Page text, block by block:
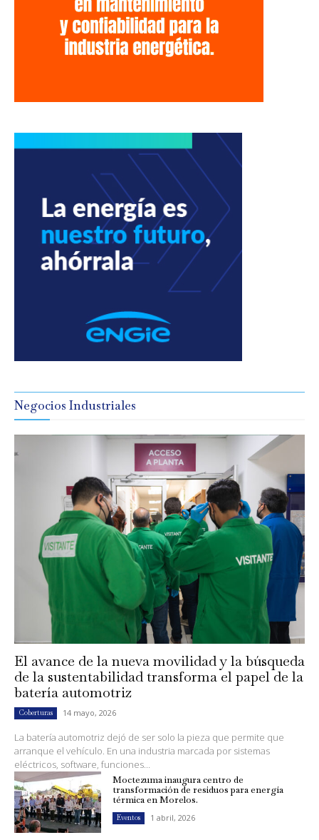
Negocios Industriales
El avance de la nueva movilidad y la búsqueda
de la sustentabilidad transforma el papel de la
batería automotriz
Coberturas 14 mayo, 2026
La batería automotriz dejó de ser solo la pieza que permite que
arranque el vehículo. En una industria marcada por sistemas
eléctricos, software, funciones...
Moctezuma inaugura centro de
transformación de residuos para energía
térmica en Morelos.
Eventos 1 abril, 2026